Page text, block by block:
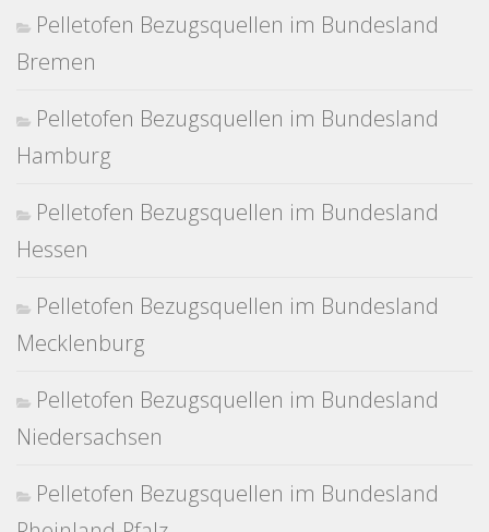
Pelletofen Bezugsquellen im Bundesland
Bremen
Pelletofen Bezugsquellen im Bundesland
Hamburg
Pelletofen Bezugsquellen im Bundesland
Hessen
Pelletofen Bezugsquellen im Bundesland
Mecklenburg
Pelletofen Bezugsquellen im Bundesland
Niedersachsen
Pelletofen Bezugsquellen im Bundesland